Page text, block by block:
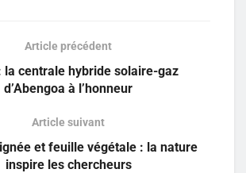
Article précédent
la centrale hybride solaire-gaz
d’Abengoa à l’honneur
Article suivant
et feuille végétale : la nature
inspire les chercheurs